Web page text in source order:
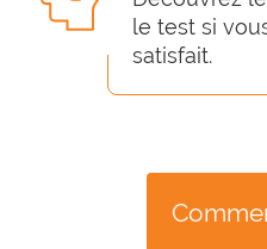
le test si
satisfait.